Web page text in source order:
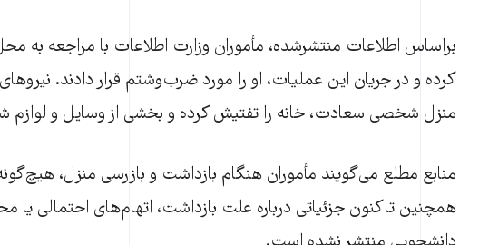
براساس اطلاعات منتشرشده، مأموران وزارت اطلاعات با مراجعه به
کرده و در جریان این عملیات، او را مورد ضرب‌وشتم قرار دادند.
منزل شخصی سعادت، خانه را تفتیش کرده و بخشی از وسایل و لوازم
منابع مطلع می‌گویند مأموران هنگام بازداشت و بازرسی منزل،
همچنین تاکنون جزئیاتی درباره علت بازداشت، اتهام‌های احتمالی یا